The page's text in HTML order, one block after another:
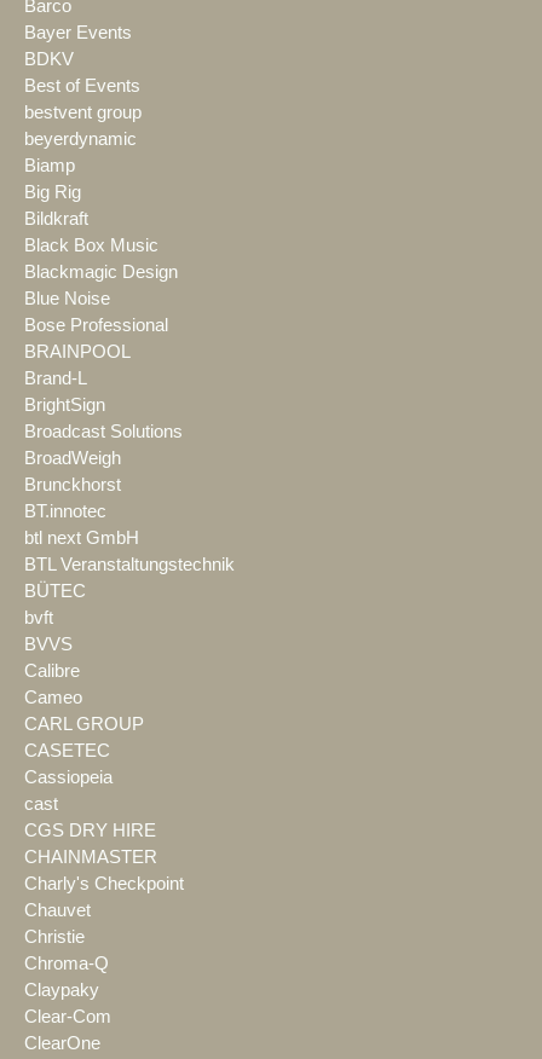
Barco
Bayer Events
BDKV
Best of Events
bestvent group
beyerdynamic
Biamp
Big Rig
Bildkraft
Black Box Music
Blackmagic Design
Blue Noise
Bose Professional
BRAINPOOL
Brand-L
BrightSign
Broadcast Solutions
BroadWeigh
Brunckhorst
BT.innotec
btl next GmbH
BTL Veranstaltungstechnik
BÜTEC
bvft
BVVS
Calibre
Cameo
CARL GROUP
CASETEC
Cassiopeia
cast
CGS DRY HIRE
CHAINMASTER
Charly's Checkpoint
Chauvet
Christie
Chroma-Q
Claypaky
Clear-Com
ClearOne